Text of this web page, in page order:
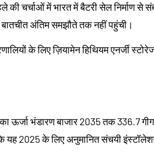
चर्चाओं में भारत में बैटरी सेल निर्माण से
अंतिम समझौते तक नहीं पहुंची।
के लिए ज़ियामेन हिथियम एनर्जी
ऊर्जा भंडारण बाजार 2035 तक 336.7
यह 2025 के लिए अनुमानित संचयी